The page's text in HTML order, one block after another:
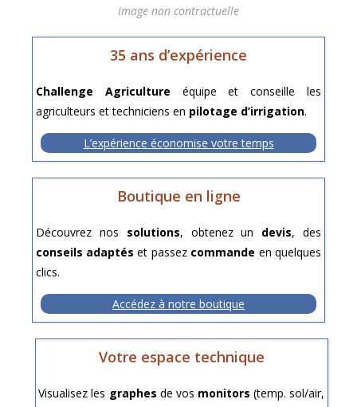
Image non contractuelle
35 ans d’expérience
Challenge Agriculture équipe et conseille les
agriculteurs et techniciens en pilotage d’irrigation.
L’expérience économise votre temps
Boutique en ligne
Découvrez nos solutions, obtenez un devis, des
conseils adaptés et passez commande en quelques
clics.
Accédez à notre boutique
Votre espace technique
Visualisez les graphes de vos monitors (temp. sol/air,